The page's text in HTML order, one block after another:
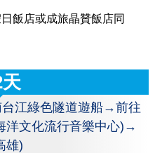
飯店或成旅晶贊飯店同
江綠色隧道遊船→前往
洋文化流行音樂中心)→
雄)